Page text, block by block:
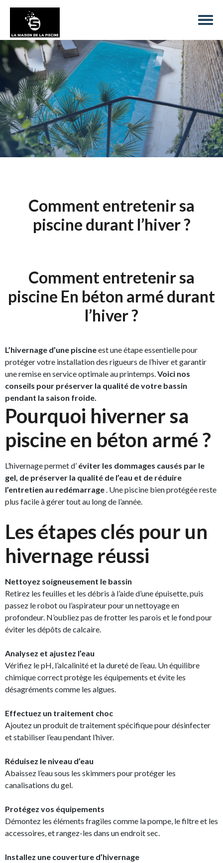
Comment entretenir sa
piscine durant l’hiver ?
Comment entretenir sa
piscine En béton armé durant
l’hiver ?
L’hivernage d’une piscineest une étape essentielle pour
protéger votre installation des rigueurs de l’hiver et garantir
une remise en service optimale au printemps.Voici nos
conseils pour préserver la qualité de votre bassin
pendant la saison froide.
Pourquoi hiverner sa
piscine en béton armé ?
L’hivernage permet d’ éviter les dommages causés par le
gel, de préserver la qualité de l’eau et de réduire
l’entretien au redémarrage. Une piscine bien protégée reste
plus facile à gérer tout au long de l’année.
Les étapes clés pour un
hivernage réussi
Nettoyez soigneusement le bassin
Retirez les feuilles et les débris à l’aide d’une épuisette, puis
passez le robot ou l’aspirateur pour un nettoyage en
profondeur. N’oubliez pas de frotter les parois et le fond pour
éviter les dépôts de calcaire.
Analysez et ajustez l’eau
Vérifiez le pH, l’alcalinité et la dureté de l’eau. Un équilibre
chimique correct protège les équipements et évite les
désagréments comme les algues.
Effectuez un traitement choc
Ajoutez un produit de traitement spécifique pour désinfecter
et stabiliser l’eau pendant l’hiver.
Réduisez le niveau d’eau
Abaissez l’eau sous les skimmers pour protéger les
canalisations du gel.
Protégez vos équipements
Démontez les éléments fragiles comme la pompe, le filtre et les
accessoires, et rangez-les dans un endroit sec.
Installez une couverture d’hivernage